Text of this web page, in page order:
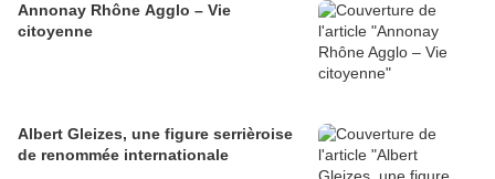
Annonay Rhône Agglo – Vie
citoyenne
Albert Gleizes, une figure serrièroise
de renommée internationale